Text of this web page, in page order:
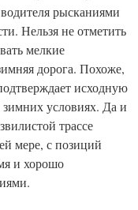
рысканиями
Нельзя не отметить
мелкие
дорога. Похоже,
исходную
условиях. Да и
трассе
мере, с позиций
и хорошо